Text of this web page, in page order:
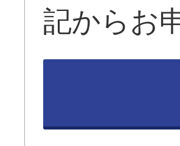
記からお